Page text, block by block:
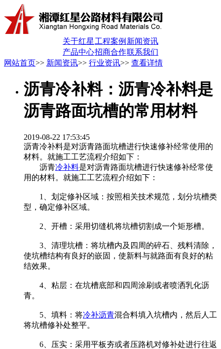
关于红星 工程案例 新闻资讯
产品中心招商合作联系我们
网站首页>> 新闻资讯>> 行业资讯>> 查看详情
沥青冷补料：沥青冷补料是
沥青路面坑槽的常用材料
2019-08-22 17:53:45
沥青冷补料是对沥青路面坑槽进行快速修补经常使用的
材料。就施工工艺流程介绍如下：
沥青冷补料是对沥青路面坑槽进行快速修补经常使
用的材料。就施工工艺流程介绍如下：
1、划定修补区域：按照相关技术规范，划分坑槽类
型，确定修补区域。
2、开槽：采用切缝机将坑槽切割成一个矩形槽。
3、清理坑槽：将坑槽内及四周的碎石、残料清除，
使坑槽结构有良好的嵌固，使新料与就路面有良好的粘
结效果。
4、粘层：在坑槽底部和四周涂刷或者喷洒乳化沥
青。
5、填料：将冷补沥青混合料填入坑槽内，然后人工
将坑槽修补处整平。
6、压实：采用平板夯或者压路机对修补处进行往返